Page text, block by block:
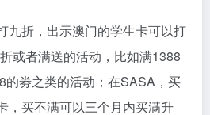
九折，出示澳门的学生卡可以打
或者满送的活动，比如满1388
的劵之类的活动；在SASA，买
，买不满可以三个月内买满升